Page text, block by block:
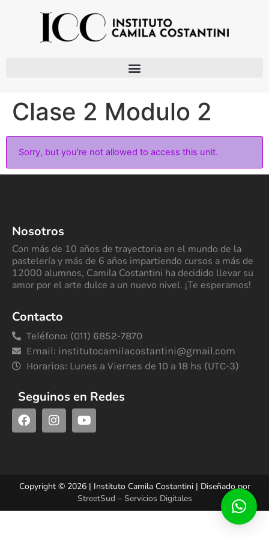
Clase 2 Modulo 2
Sorry, but you're not allowed to access this unit.
Nosotros
Con más de 10 años de trayectoria en el mundo de la
pastelería y más de 6 años impartiendo cursos a más de
12000 alumnos, Camila Costantini ha decidido llevar su
amor por el arte dulce a un nuevo nivel. ¡Te esperamos!
Contacto
Teléfono: (011) 6852-7870
Email: institutocamilacostantini@gmail.com
Horarios: Lunes a Viernes de 10 a 18 hs (UTC-3)
Seguinos en Redes
Copyright © 2026 | Instituto Camila Costantini | Diseñado por
StreetSud – Servicios Digitales